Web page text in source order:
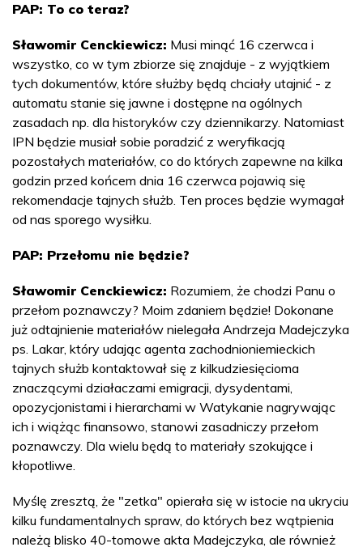
PAP: To co teraz?
Sławomir Cenckiewicz: Musi minąć 16 czerwca i
wszystko, co w tym zbiorze się znajduje - z wyjątkiem
tych dokumentów, które służby będą chciały utajnić - z
automatu stanie się jawne i dostępne na ogólnych
zasadach np. dla historyków czy dziennikarzy. Natomiast
IPN będzie musiał sobie poradzić z weryfikacją
pozostałych materiałów, co do których zapewne na kilka
godzin przed końcem dnia 16 czerwca pojawią się
rekomendacje tajnych służb. Ten proces będzie wymagał
od nas sporego wysiłku.
PAP: Przełomu nie będzie?
Sławomir Cenckiewicz: Rozumiem, że chodzi Panu o
przełom poznawczy? Moim zdaniem będzie! Dokonane
już odtajnienie materiałów nielegała Andrzeja Madejczyka
ps. Lakar, który udając agenta zachodnioniemieckich
tajnych służb kontaktował się z kilkudziesięcioma
znaczącymi działaczami emigracji, dysydentami,
opozycjonistami i hierarchami w Watykanie nagrywając
ich i wiążąc finansowo, stanowi zasadniczy przełom
poznawczy. Dla wielu będą to materiały szokujące i
kłopotliwe.
Myślę zresztą, że "zetka" opierała się w istocie na ukryciu
kilku fundamentalnych spraw, do których bez wątpienia
należą blisko 40-tomowe akta Madejczyka, ale również